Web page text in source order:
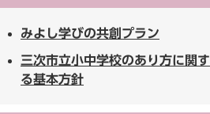
みよし学びの共創プラン
三次市立小中学校のあり方に関す
る基本方針